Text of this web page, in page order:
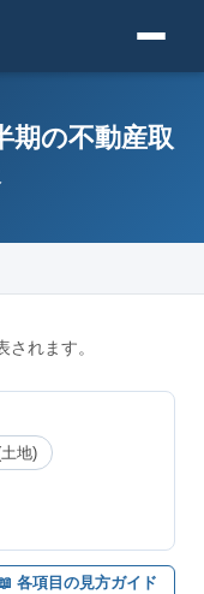
期の不動産取
れます。
地)
各項目の見方ガイド